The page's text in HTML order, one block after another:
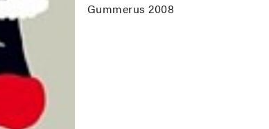
Gummerus 2008